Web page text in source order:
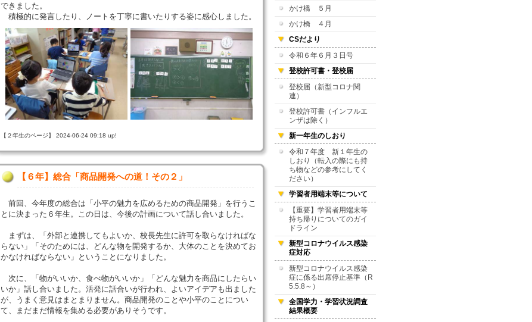
できました。
積極的に発言したり、ノートを丁寧に書いたりする姿に感心しました。
【２年生のページ】 2024-06-24 09:18 up!
【６年】総合「商品開発への道！その２」
前回、今年度の総合は「小平の魅力を広めるための商品開発」を行うこ
とに決まった６年生。この日は、今後の計画について話し合いました。
まずは、「外部と連携してもよいか、校長先生に許可を取らなければな
らない」「そのためには、どんな物を開発するか、大体のことを決めてお
かなければならない」ということになりました。
次に、「物がいいか、食べ物がいいか」「どんな魅力を商品にしたらい
いか」話し合いました。活発に話合いが行われ、よいアイデアも出ました
が、うまく意見はまとまりません。商品開発のことや小平のことについ
て、まだまだ情報を集める必要がありそうです。
かけ橋 ５月
かけ橋 ４月
CSだより
令和６年６月３日号
登校許可書・登校届
登校届（新型コロナ関
連）
登校許可書（インフルエ
ンザは除く）
新一年生のしおり
令和７年度 新１年生の
しおり（転入の際にも持
ち物などの参考にしてく
ださい）
学習者用端末等について
【重要】学習者用端末等
持ち帰りについてのガイ
ドライン
新型コロナウイルス感染
症対応
新型コロナウイルス感染
症に係る出席停止基準（R
5.5.8～）
全国学力・学習状況調査
結果概要